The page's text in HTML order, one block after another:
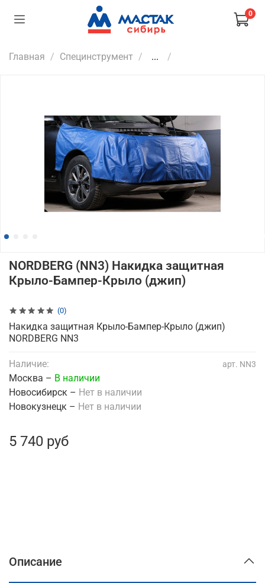
0
Главная Специнструмент ...
(0)
арт. NN3
NORDBERG (NN3) Накидка защитная
Крыло-Бампер-Крыло (джип)
5 740 руб
Наличие:
Москва – В наличии
Новосибирск – Нет в наличии
Новокузнецк – Нет в наличии
Накидка защитная Крыло-Бампер-Крыло (джип)
NORDBERG NN3
Описание